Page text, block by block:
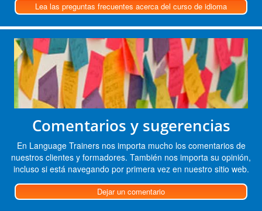
Lea las preguntas frecuentes acerca del curso de idioma
Comentarios y sugerencias
En Language Trainers nos importa mucho los comentarios de
nuestros clientes y formadores. También nos importa su opinión,
incluso si está navegando por primera vez en nuestro sitio web.
Dejar un comentario